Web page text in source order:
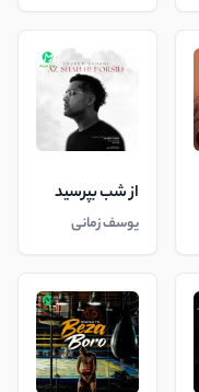
از شب بپرسید
یوسف زمانی